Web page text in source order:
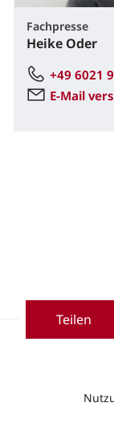
Fachpresse
Heike Oder
+49 6021
E-Mail
Teilen